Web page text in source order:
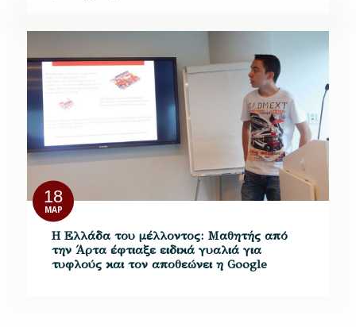
18
ΜΑΡ
Η Ελλάδα του μέλλοντος: Μαθητής από
την Άρτα έφτιαξε ειδικά γυαλιά για
τυφλούς και τον αποθεώνει η Google